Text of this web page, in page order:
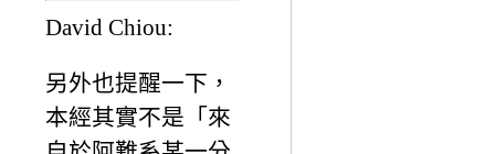
David Chiou:
另外也提醒一下，
本經其實不是「來